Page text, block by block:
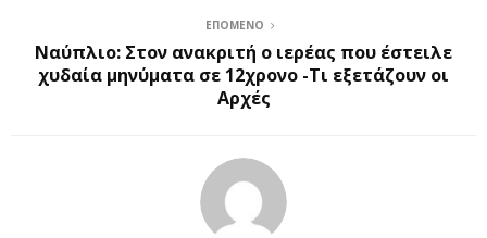
ΕΠΌΜΕΝΟ
Ναύπλιο: Στον ανακριτή ο ιερέας που έστειλε
χυδαία μηνύματα σε 12χρονο -Τι εξετάζουν οι
Αρχές